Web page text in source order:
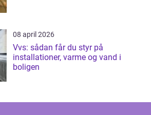
08 april 2026
Vvs: sådan får du styr på
installationer, varme og vand i
boligen